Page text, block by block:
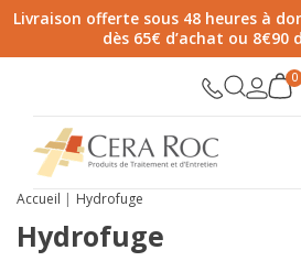
Livraison offerte sous 48 heures à
dès 65€ d’achat ou
Accueil Hydrofuge
Hydrofuge